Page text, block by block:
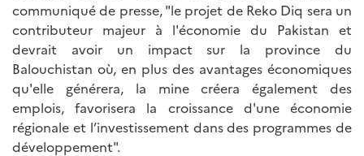
communiqué de presse, "le projet de Reko Diq sera un
contributeur majeur à l'économie du Pakistan et
devrait avoir un impact sur la province du
Balouchistan où, en plus des avantages économiques
qu'elle générera, la mine créera également des
emplois, favorisera la croissance d'une économie
régionale et l’investissement dans des programmes de
développement".